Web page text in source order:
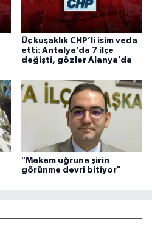
Üç kuşaklık CHP’li isim veda
etti: Antalya’da 7 ilçe
değişti, gözler Alanya’da
"Makam uğruna şirin
görünme devri bitiyor"